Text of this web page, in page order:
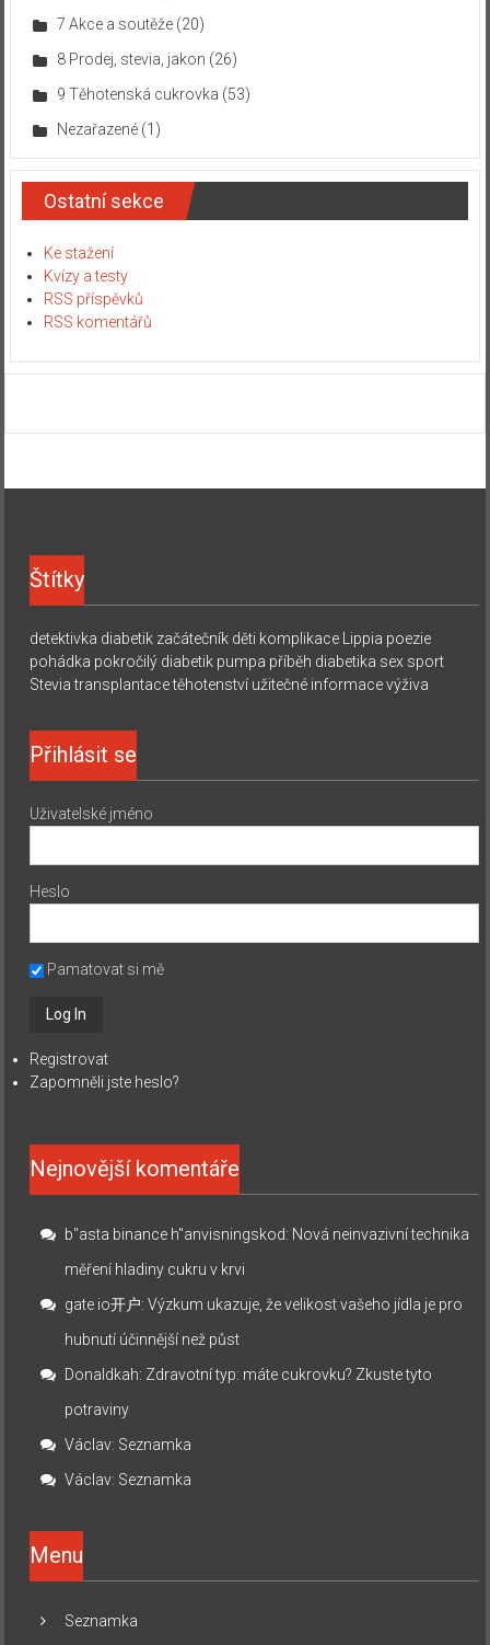
7 Akce a soutěže(20)
8 Prodej, stevia, jakon (26)
9 Těhotenská cukrovka (53)
Nezařazené(1)
Ostatní sekce
Ke stažení
Kvízy a testy
RSS příspěvků
RSS komentářů
Štítky
detektivka diabetik začátečník děti komplikace Lippia poezie
pohádka pokročilý diabetik pumpa příběh diabetika sex sport
Stevia transplantace těhotenství užitečné informace výživa
Přihlásit se
Uživatelské jméno
Heslo
Pamatovat si mě
Registrovat
Zapomněli jste heslo?
Nejnovější komentáře
b"asta binance h"anvisningskod: Nová neinvazivní technika
měření hladiny cukru v krvi
gate io开户:Výzkum ukazuje, že velikost vašeho jídla je pro
hubnutí účinnější než půst
Donaldkah: Zdravotní typ: máte cukrovku? Zkuste tyto
potraviny
Václav: Seznamka
Václav: Seznamka
Menu
Seznamka